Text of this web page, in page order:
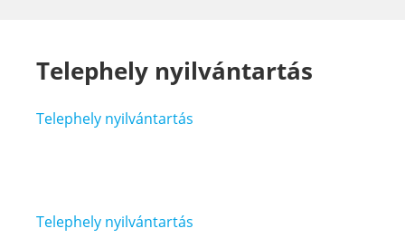
Telephely nyilvántartás
Telephely nyilvántartás
Bejegyzés
Telephely nyilvántartás